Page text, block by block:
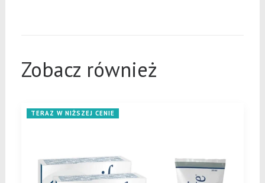
Zobacz również
TERAZ W NIŻSZEJ CENIE